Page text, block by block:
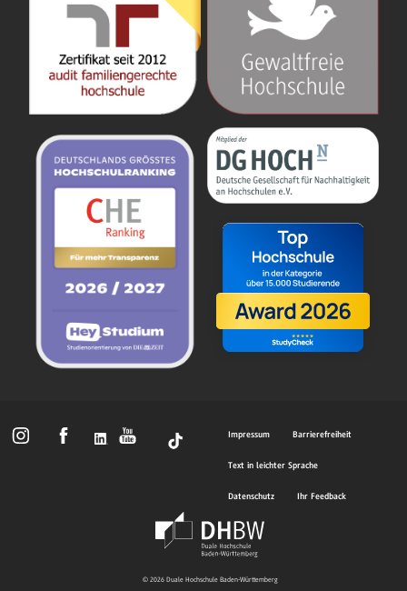
Impressum Barrierefreiheit
Text in leichter Sprache
Datenschutz Ihr Feedback
© 2026 Duale Hochschule Baden-Württemberg